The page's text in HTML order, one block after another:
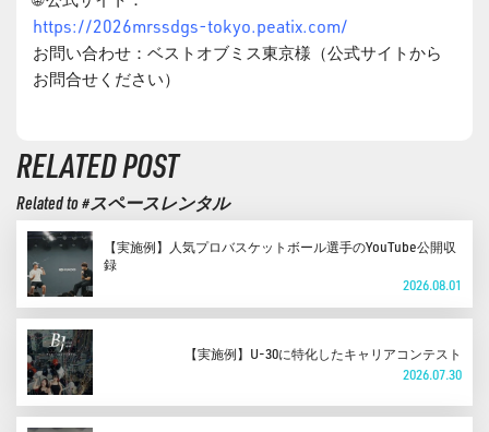
https://2026mrssdgs-tokyo.peatix.com/
お問い合わせ：ベストオブミス東京様（公式サイトから
お問合せください）
RELATED POST
Related to #スペースレンタル
【実施例】人気プロバスケットボール選手のYouTube公開収
録
2026.08.01
【実施例】U-30に特化したキャリアコンテスト
2026.07.30